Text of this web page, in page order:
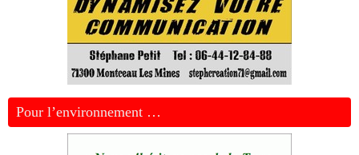
Pour l’environnement …